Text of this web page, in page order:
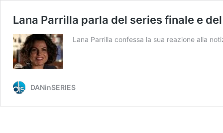
Lana Parrilla parla del series finale e
Lana Parrilla confessa la sua reazione alla
DANinSERIES